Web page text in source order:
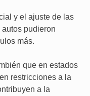
y el ajuste de las
pudieron
más.
que en estados
restricciones a la
a la